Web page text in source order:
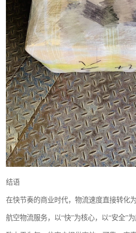
结语
在快节奏的商业时代，物流速度直接转化
航空物流服务，以“快”为核心，以“安全”为